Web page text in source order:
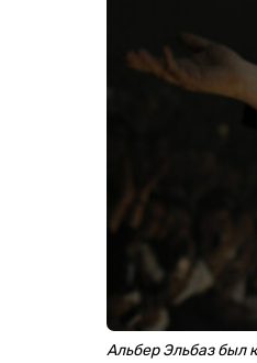
Альбер Эльбаз был